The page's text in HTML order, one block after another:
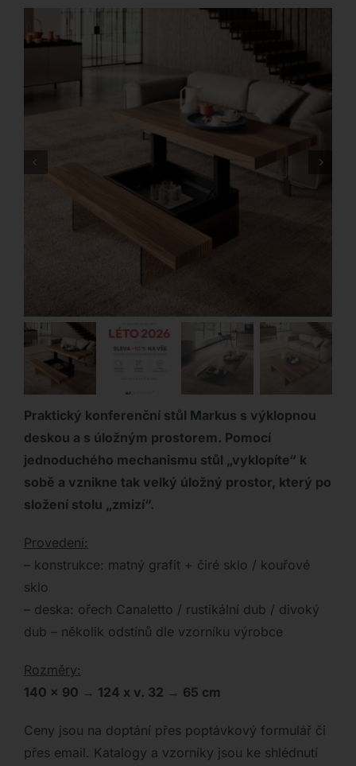
Praktický konferenční stůl Markus s výklopnou
deskou a s úložným prostorem. Pomocí
jednoduchého mechanismu stůl „vyklopíte“ k
sobě a vznikne tak velký úložný prostor, který po
složení stolu „zmizí“.
Provedení:
– konstrukce: matný grafit + čiré sklo / kouřové
sklo
– deska: ořech Canaletto / rustikální dub / divoký
dub – několik odstínů dle vzorníku výrobce
Rozměry:
140 x 90 → 124 x v. 32 → 65 cm
Ceny jsou na doptání přes poptávkový formulář či
přes email. Katalogy a vzorníky jsou ke shlédnutí